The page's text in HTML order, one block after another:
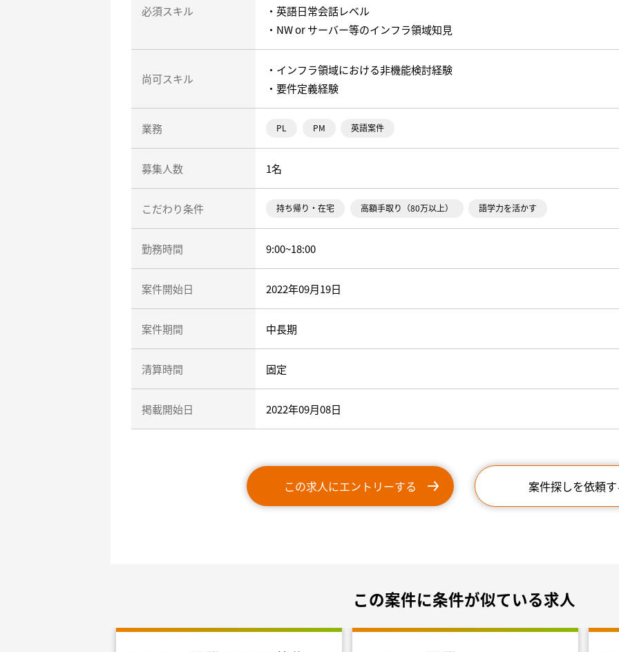
必須スキル
・英語日常会話レベル
・NW or サーバー等のインフラ領域知見
尚可スキル
・インフラ領域における非機能検討経験
・要件定義経験
業務 PL PM 英語案件
募集人数 1名
こだわり条件 持ち帰り・在宅 高額手取り（80万以上） 語学力を活かす
勤務時間 9:00~18:00
案件開始日 2022年09月19日
案件期間 中長期
清算時間 固定
掲載開始日 2022年09月08日
この求人にエントリーする 案件探しを依頼
この案件に条件が似ている求人